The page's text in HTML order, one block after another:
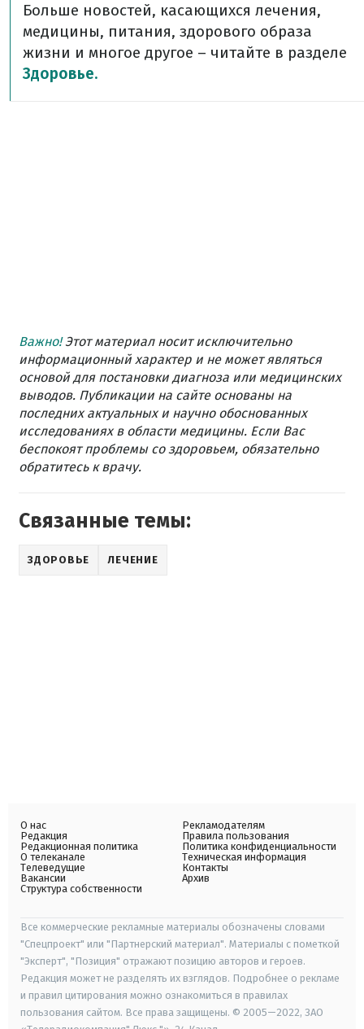
Больше новостей, касающихся лечения,
медицины, питания, здорового образа
жизни и многое другое – читайте в разделе
Здоровье.
Важно!Этот материал носит исключительно
информационный характер и не может являться
основой для постановки диагноза или медицинских
выводов. Публикации на сайте основаны на
последних актуальных и научно обоснованных
исследованиях в области медицины. Если Вас
беспокоят проблемы со здоровьем, обязательно
обратитесь к врачу.
Связанные темы:
ЗДОРОВЬЕ ЛЕЧЕНИЕ
О нас
Редакция
Редакционная политика
О телеканале
Телеведущие
Вакансии
Структура собственности
Рекламодателям
Правила пользования
Политика конфиденциальности
Техническая информация
Контакты
Архив
Все коммерческие рекламные материалы обозначены словами
"Спецпроект" или "Партнерский материал". Материалы с пометкой
"Эксперт", "Позиция" отражают позицию авторов и героев.
Редакция может не разделять их взглядов. Подробнее о рекламе
и правил цитирования можно ознакомиться в правилах
пользования сайтом. Все права защищены. © 2005—2022, ЗАО